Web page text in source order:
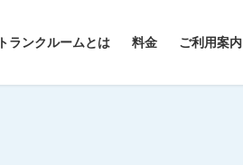
トランクルームとは 料金 ご利用案内